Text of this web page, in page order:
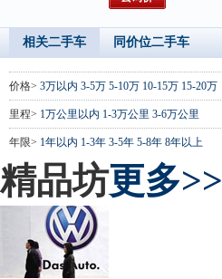
相关二手车 同价位二手车
价格> 3万以内 3-5万 5-10万 10-15万 15-20万
里程> 1万公里以内 1-3万公里 3-6万公里
年限> 1年以内 1-3年 3-5年 5-8年 8年以上
精品坊更多>>